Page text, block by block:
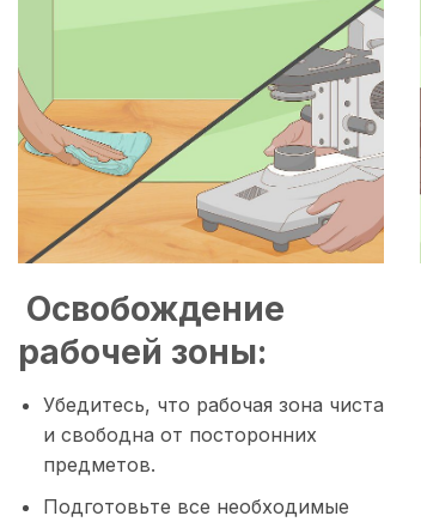
Освобождение
рабочей зоны:
Убедитесь, что рабочая зона чиста
и свободна от посторонних
предметов.
Подготовьте все необходимые